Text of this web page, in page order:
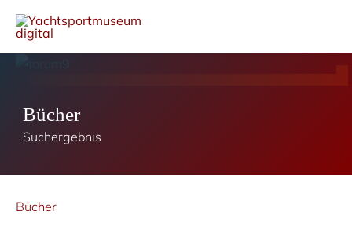
Bücher
Suchergebnis
Bücher